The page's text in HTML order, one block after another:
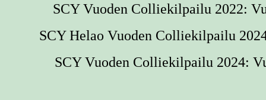
SCY Vuoden Colliekilpailu 2022:
SCY Helao Vuoden Colliekilpailu
SCY Vuoden Colliekilpailu 2024: